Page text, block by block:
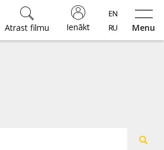
Menu
Ienākt
Atrast filmu